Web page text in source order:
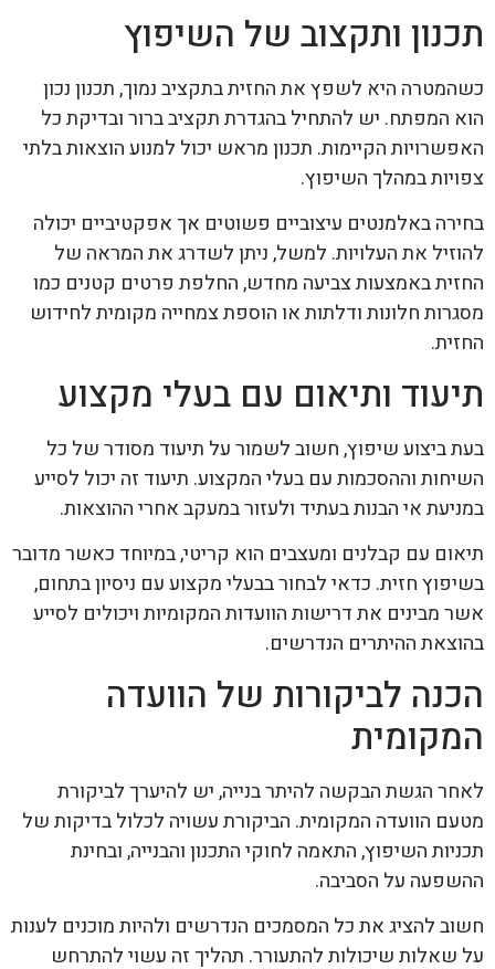
תכנון ותקצוב של השיפוץ
כשהמטרה היא לשפץ את החזית בתקציב נמוך, תכנון נכון
הוא המפתח. יש להתחיל בהגדרת תקציב ברור ובדיקת כל
האפשרויות הקיימות. תכנון מראש יכול למנוע הוצאות בלתי
צפויות במהלך השיפוץ.
בחירה באלמנטים עיצוביים פשוטים אך אפקטיביים יכולה
להוזיל את העלויות. למשל, ניתן לשדרג את המראה של
החזית באמצעות צביעה מחדש, החלפת פרטים קטנים כמו
מסגרות חלונות ודלתות או הוספת צמחייה מקומית לחידוש
החזית.
תיעוד ותיאום עם בעלי מקצוע
בעת ביצוע שיפוץ, חשוב לשמור על תיעוד מסודר של כל
השיחות וההסכמות עם בעלי המקצוע. תיעוד זה יכול לסייע
במניעת אי הבנות בעתיד ולעזור במעקב אחרי ההוצאות.
תיאום עם קבלנים ומעצבים הוא קריטי, במיוחד כאשר מדובר
בשיפוץ חזית. כדאי לבחור בבעלי מקצוע עם ניסיון בתחום,
אשר מבינים את דרישות הוועדות המקומיות ויכולים לסייע
בהוצאת ההיתרים הנדרשים.
הכנה לביקורות של הוועדה
המקומית
לאחר הגשת הבקשה להיתר בנייה, יש להיערך לביקורת
מטעם הוועדה המקומית. הביקורת עשויה לכלול בדיקות של
תכניות השיפוץ, התאמה לחוקי התכנון והבנייה, ובחינת
ההשפעה על הסביבה.
חשוב להציג את כל המסמכים הנדרשים ולהיות מוכנים לענות
על שאלות שיכולות להתעורר. תהליך זה עשוי להתרחש